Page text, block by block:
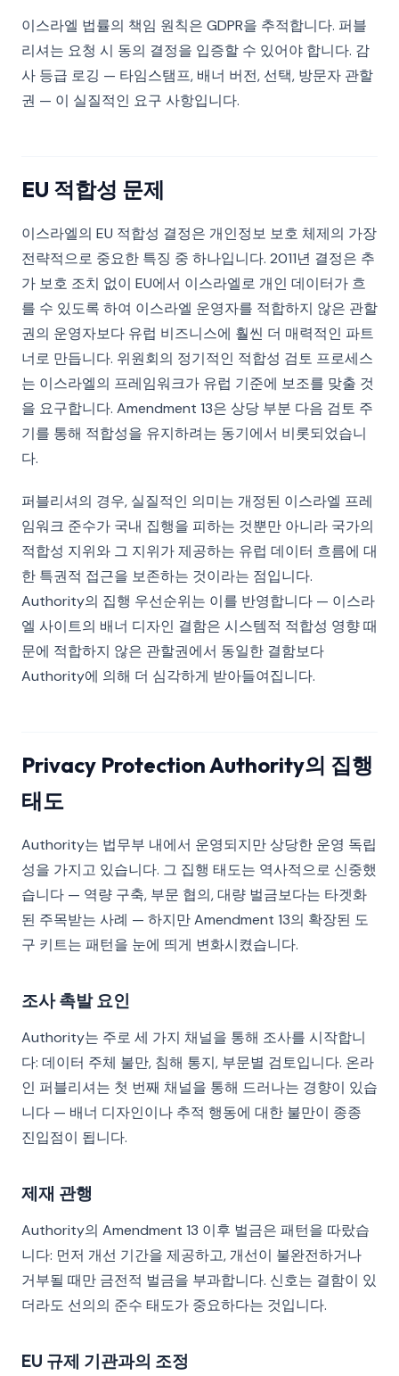
이스라엘 법률의 책임 원칙은 GDPR을 추적합니다. 퍼블
리셔는 요청 시 동의 결정을 입증할 수 있어야 합니다. 감
사 등급 로깅 — 타임스탬프, 배너 버전, 선택, 방문자 관할
권 — 이 실질적인 요구 사항입니다.
EU 적합성 문제
이스라엘의 EU 적합성 결정은 개인정보 보호 체제의 가장
전략적으로 중요한 특징 중 하나입니다. 2011년 결정은 추
가 보호 조치 없이 EU에서 이스라엘로 개인 데이터가 흐
를 수 있도록 하여 이스라엘 운영자를 적합하지 않은 관할
권의 운영자보다 유럽 비즈니스에 훨씬 더 매력적인 파트
너로 만듭니다. 위원회의 정기적인 적합성 검토 프로세스
는 이스라엘의 프레임워크가 유럽 기준에 보조를 맞출 것
을 요구합니다. Amendment 13은 상당 부분 다음 검토 주
기를 통해 적합성을 유지하려는 동기에서 비롯되었습니
다.
퍼블리셔의 경우, 실질적인 의미는 개정된 이스라엘 프레
임워크 준수가 국내 집행을 피하는 것뿐만 아니라 국가의
적합성 지위와 그 지위가 제공하는 유럽 데이터 흐름에 대
한 특권적 접근을 보존하는 것이라는 점입니다.
Authority의 집행 우선순위는 이를 반영합니다 — 이스라
엘 사이트의 배너 디자인 결함은 시스템적 적합성 영향 때
문에 적합하지 않은 관할권에서 동일한 결함보다
Authority에 의해 더 심각하게 받아들여집니다.
Privacy Protection Authority의 집행
태도
Authority는 법무부 내에서 운영되지만 상당한 운영 독립
성을 가지고 있습니다. 그 집행 태도는 역사적으로 신중했
습니다 — 역량 구축, 부문 협의, 대량 벌금보다는 타겟화
된 주목받는 사례 — 하지만 Amendment 13의 확장된 도
구 키트는 패턴을 눈에 띄게 변화시켰습니다.
조사 촉발 요인
Authority는 주로 세 가지 채널을 통해 조사를 시작합니
다: 데이터 주체 불만, 침해 통지, 부문별 검토입니다. 온라
인 퍼블리셔는 첫 번째 채널을 통해 드러나는 경향이 있습
니다 — 배너 디자인이나 추적 행동에 대한 불만이 종종
진입점이 됩니다.
제재 관행
Authority의 Amendment 13 이후 벌금은 패턴을 따랐습
니다: 먼저 개선 기간을 제공하고, 개선이 불완전하거나
거부될 때만 금전적 벌금을 부과합니다. 신호는 결함이 있
더라도 선의의 준수 태도가 중요하다는 것입니다.
EU 규제 기관과의 조정